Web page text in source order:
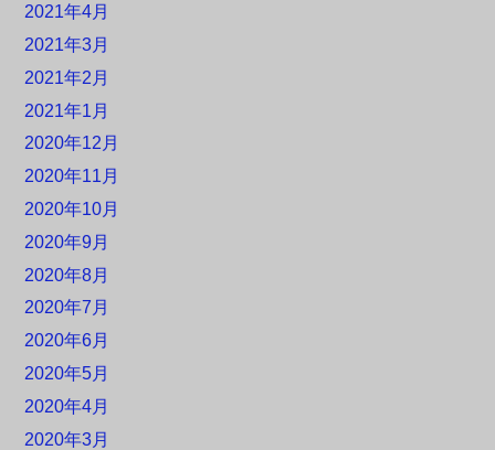
2021年4月
2021年3月
2021年2月
2021年1月
2020年12月
2020年11月
2020年10月
2020年9月
2020年8月
2020年7月
2020年6月
2020年5月
2020年4月
2020年3月